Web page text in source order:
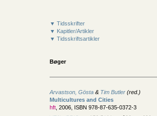
▼ Tidsskrifter
▼ Kapitler/Artikler
▼ Tidsskriftsartikler
Bøger
Arvastson, Gösta & Tim Butler (red.)
Multicultures and Cities
hft , 2006, ISBN 978-87-635-0372-3